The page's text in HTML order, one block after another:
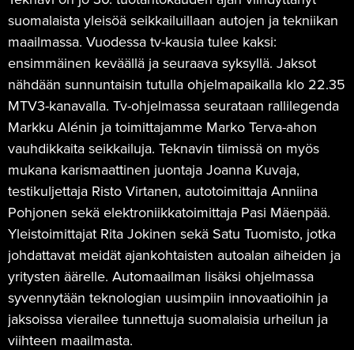
suomalaista yleisöä seikkailuillaan autojen ja tekniikan
maailmassa. Vuodessa tv-kausia tulee kaksi:
ensimmäinen keväällä ja seuraava syksyllä. Jaksot
nähdään sunnuntaisin tutulla ohjelmapaikalla klo 22.35
MTV3-kanavalla. Tv-ohjelmassa seurataan rallilegenda
Markku Alénin ja toimittajamme Marko Terva-ahon
vauhdikkaita seikkailuja. Teknavin tiimissä on myös
mukana karismaattinen juontaja Joanna Kuvaja,
testikuljettaja Risto Virtanen, autotoimittaja Anniina
Pohjonen sekä elektroniikkatoimittaja Pasi Mäenpää.
Yleistoimittajat Rita Jokinen sekä Satu Tuomisto, jotka
johdattavat meidät ajankohtaisten autoalan aiheiden ja
yritysten äärelle. Automaailman lisäksi ohjelmassa
syvennytään teknologian uusimpiin innovaatioihin ja
jaksoissa vierailee tunnettuja suomalaisia urheilun ja
viihteen maailmasta.